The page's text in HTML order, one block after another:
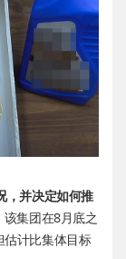
，并决定如何推
该集团在8月底之
估计比集体目标